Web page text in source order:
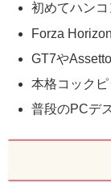
初めてハン
Forza
GT7や
本格コック
普段のPCデ